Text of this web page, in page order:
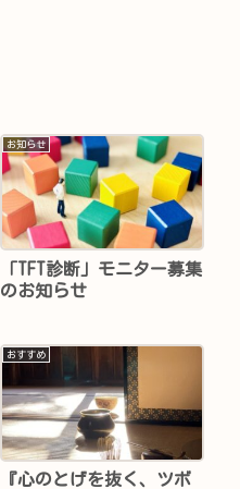
お知らせ
「TFT診断」モニター募集
のお知らせ
おすすめ
『心のとげを抜く、ツボ